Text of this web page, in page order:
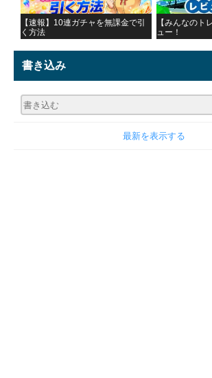
【速報】10連ガチャを無課金で引
く方法
【みんなのト
ュー！
書き込み
最新を表示する